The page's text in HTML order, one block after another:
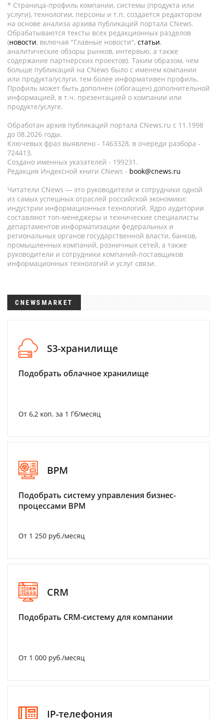
* Страница-профиль компании, системы (продукта или
услуги), технологии, персоны и т.п. создается редактором
на основе анализа архива публикаций портала CNews.
Обрабатываются тексты всех редакционных разделов
(новости, включая "Главные новости", статьи,
аналитические обзоры рынков, интервью, а также
содержание партнёрских проектов). Таким образом, чем
больше публикаций на CNews было с именем компании
или продукта/услуги, тем более информативен профиль.
Профиль может быть дополнен (обогащен) дополнительной
информацией, в т.ч. презентацией о компании или
продукте/услуге.
Обработан архив публикаций портала CNews.ru c 11.1998
до 08.2026 годы.
Ключевых фраз выявлено - 1463328, в очереди разбора -
724413.
Создано именных указателей - 199231.
Редакция Индексной книги CNews - book@cnews.ru
Читатели CNews — это руководители и сотрудники одной
из самых успешных отраслей российской экономики:
индустрии информационных технологий. Ядро аудитории
составляют топ-менеджеры и технические специалисты
департаментов информатизации федеральных и
региональных органов государственной власти, банков,
промышленных компаний, розничных сетей, а также
руководители и сотрудники компаний-поставщиков
информационных технологий и услуг связи.
CNEWSMARKET
S3-хранилище
Подобрать облачное хранилище
От 6,2 коп. за 1 Гб/месяц
BPM
Подобрать систему управления бизнес-
процессами BPM
От 1 250 руб./месяц
CRM
Подобрать CRM-систему для компании
От 1 000 руб./месяц
IP-телефония